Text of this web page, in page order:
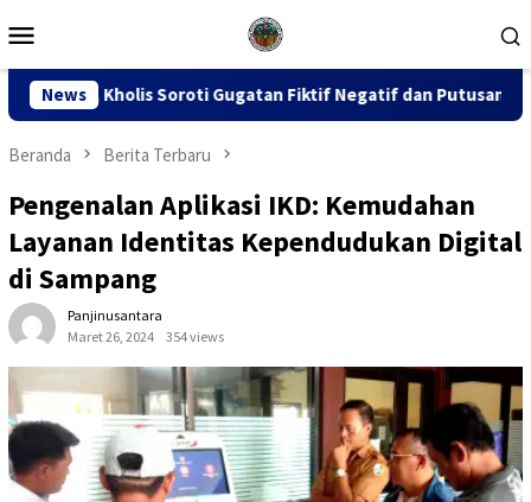
ke
Mobile
News
Gugatan Fiktif Negatif dan Putusan PK 155 Sidang
Beranda Berita Terbaru
Pengenalan Aplikasi IKD: Kemudahan
Layanan Identitas Kependudukan Digital
di Sampang
Panjinusantara
Maret 26, 2024
354 views